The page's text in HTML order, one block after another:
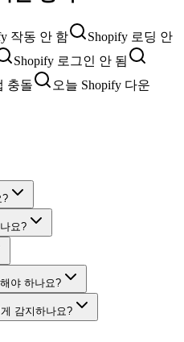
작동 안 함
Shopify 로딩 안
Shopify 로그인 안 됨
충돌 오늘 Shopify 다운
?
요?
야 하나요?
감지하나요?